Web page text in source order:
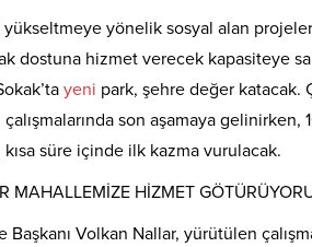
yönelik sosyal alan
dostuna hizmet verecek kapasiteye
yeni park, şehre değer katacak.
son aşamaya
süre içinde ilk kazma vurulacak.
MAHALLEMİZE HİZMET
Başkanı Volkan Nallar, yürütülen